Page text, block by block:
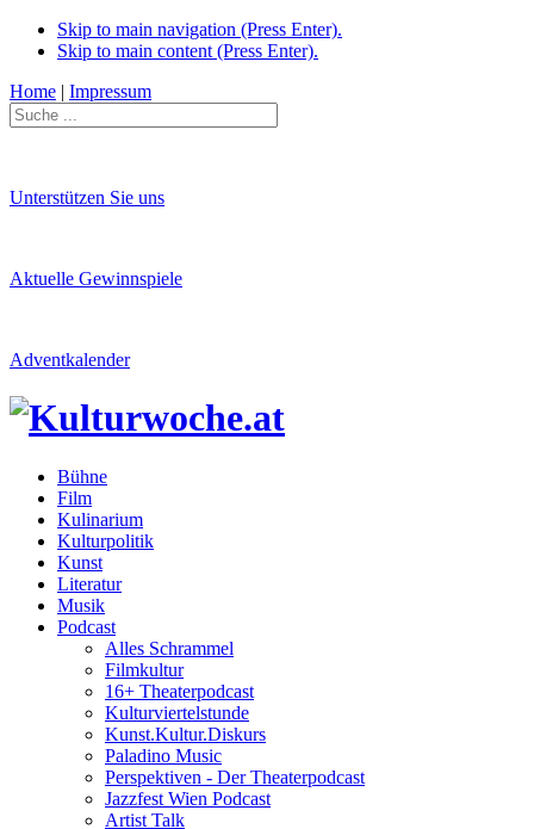
Skip to main navigation (Press Enter).
Skip to main content (Press Enter).
Home | Impressum
Unterstützen Sie uns
Aktuelle Gewinnspiele
Adventkalender
Bühne
Film
Kulinarium
Kulturpolitik
Kunst
Literatur
Musik
Podcast
Alles Schrammel
Filmkultur
16+ Theaterpodcast
Kulturviertelstunde
Kunst.Kultur.Diskurs
Paladino Music
Perspektiven - Der Theaterpodcast
Jazzfest Wien Podcast
Artist Talk